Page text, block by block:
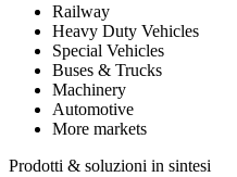
Railway
Heavy Duty Vehicles
Special Vehicles
Buses & Trucks
Machinery
Automotive
More markets
Prodotti & soluzioni in sintesi